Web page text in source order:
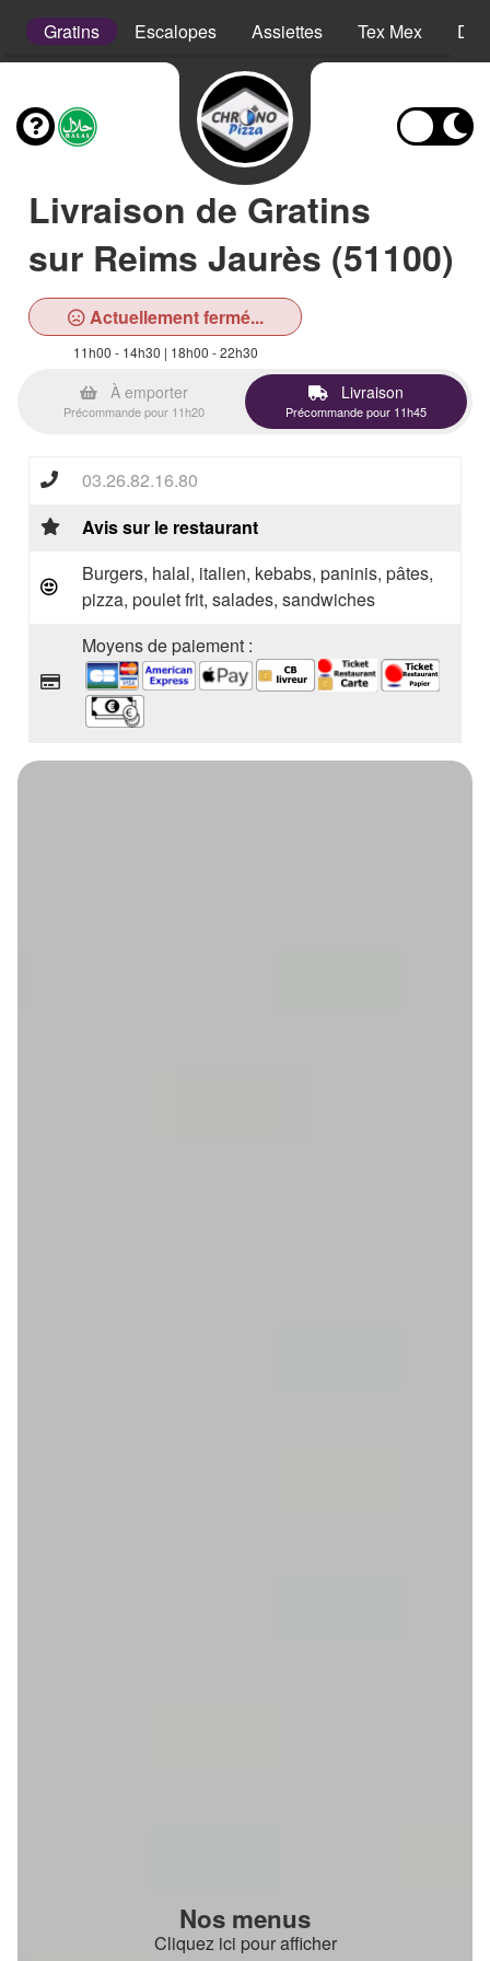
Gratins Escalopes Assiettes Tex Mex
Livraison de Gratins
sur Reims Jaurès (51100)
Actuellement fermé...
11h00 - 14h30 | 18h00 - 22h30
À emporter
Précommande pour 11h20
Livraison
Précommande pour 11h45
03.26.82.16.80
Avis sur le restaurant
Burgers, halal, italien, kebabs, paninis, pâtes,
pizza, poulet frit, salades, sandwiches
Moyens de paiement :
Nos menus
Cliquez ici pour afficher